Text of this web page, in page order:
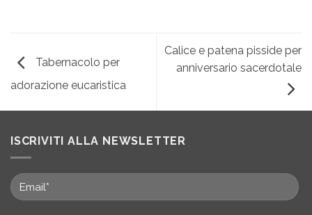
Tabernacolo per
adorazione eucaristica
Calice e patena pisside per
anniversario sacerdotale
ISCRIVITI ALLA NEWSLETTER